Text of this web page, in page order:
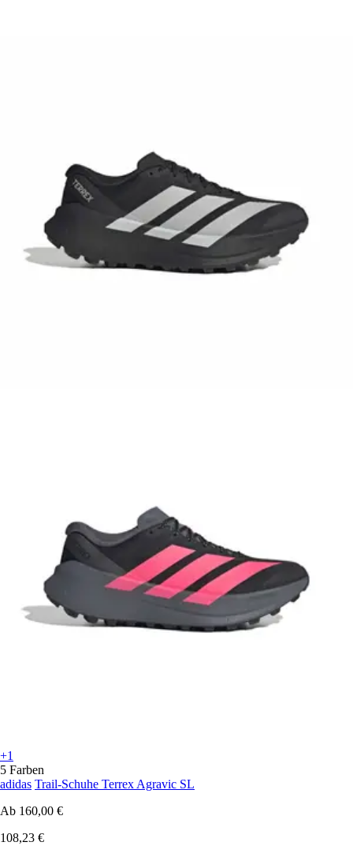
+1
5 Farben
adidas Trail-Schuhe Terrex Agravic SL
Ab 160,00 €
108,23 €